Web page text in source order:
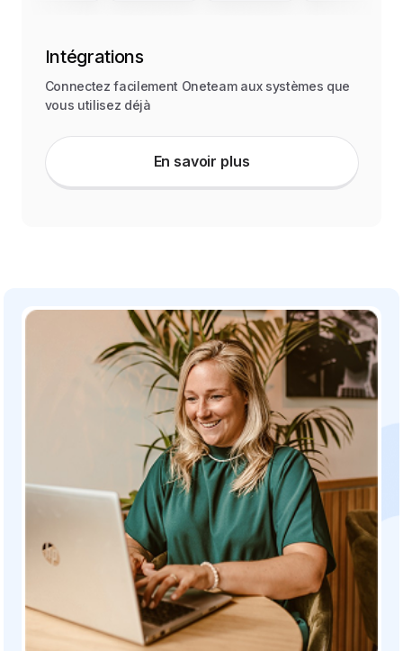
Intégrations
Connectez facilement Oneteam aux systèmes que
vous utilisez déjà
En savoir plus